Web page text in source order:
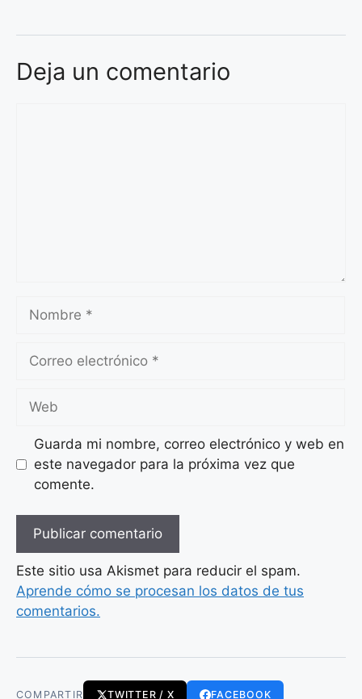
Deja un comentario
electrónico
Guarda mi nombre, correo electrónico y web en
este navegador para la próxima vez que
comente.
Este sitio usa Akismet para reducir el spam.
Aprende cómo se procesan los datos de tus
comentarios.
COMPARTIR TWITTER / X FACEBOOK